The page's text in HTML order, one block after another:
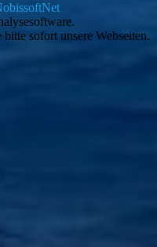
sofort unsere Webseiten.